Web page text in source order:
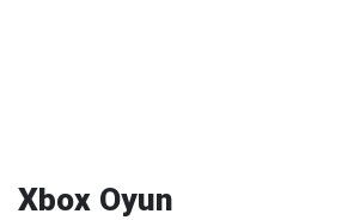
Xbox Oyun